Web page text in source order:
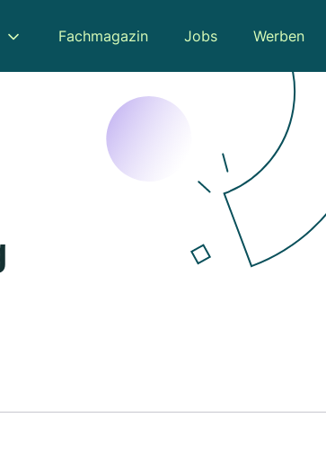
Fachmagazin Jobs Werben